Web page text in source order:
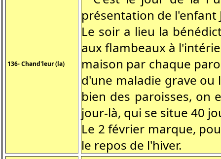
136- Chand'leur (la)
présentation de l'enfant
Le soir a lieu la
aux flambeaux à
maison par chaque
d'une maladie grave ou
bien des paroisses, on
jour-là, qui se situe 40
Le 2 février marque,
le repos de l'hiver.